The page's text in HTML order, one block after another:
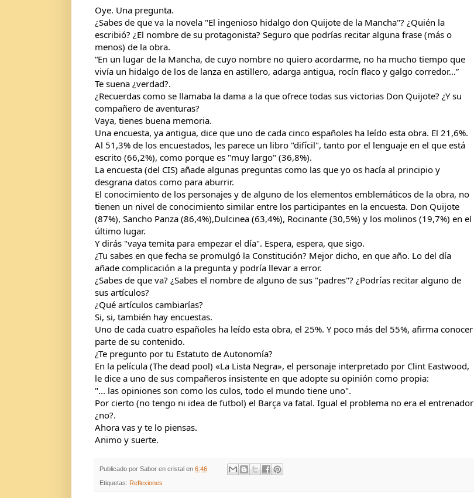
Oye. Una pregunta.
¿Sabes de que va la novela "El ingenioso hidalgo don Quijote de la Mancha"? ¿Quién la
escribió? ¿El nombre de su protagonista? Seguro que podrías recitar alguna frase (más o
menos) de la obra.
“En un lugar de la Mancha, de cuyo nombre no quiero acordarme, no ha mucho tiempo que
vivía un hidalgo de los de lanza en astillero, adarga antigua, rocín flaco y galgo corredor...”
Te suena ¿verdad?.
¿Recuerdas como se llamaba la dama a la que ofrece todas sus victorias Don Quijote? ¿Y su
compañero de aventuras?
Vaya, tienes buena memoria.
Una encuesta, ya antigua, dice que uno de cada cinco españoles ha leído esta obra. El 21,6%.
Al 51,3% de los encuestados, les parece un libro "difícil", tanto por el lenguaje en el que está
escrito (66,2%), como porque es "muy largo" (36,8%).
La encuesta (del CIS) añade algunas preguntas como las que yo os hacía al principio y
desgrana datos como para aburrir.
El conocimiento de los personajes y de alguno de los elementos emblemáticos de la obra, no
tienen un nivel de conocimiento similar entre los participantes en la encuesta. Don Quijote
(87%), Sancho Panza (86,4%),Dulcinea (63,4%), Rocinante (30,5%) y los molinos (19,7%) en el
último lugar.
Y dirás "vaya temita para empezar el día". Espera, espera, que sigo.
¿Tu sabes en que fecha se promulgó la Constitución? Mejor dicho, en que año. Lo del día
añade complicación a la pregunta y podría llevar a error.
¿Sabes de que va? ¿Sabes el nombre de alguno de sus "padres"? ¿Podrías recitar alguno de
sus artículos?
¿Qué artículos cambiarías?
Si, si, también hay encuestas.
Uno de cada cuatro españoles ha leído esta obra, el 25%. Y poco más del 55%, afirma conocer
parte de su contenido.
¿Te pregunto por tu Estatuto de Autonomía?
En la película (The dead pool) «La Lista Negra», el personaje interpretado por Clint Eastwood,
le dice a uno de sus compañeros insistente en que adopte su opinión como propia:
"... las opiniones son como los culos, todo el mundo tiene uno".
Por cierto (no tengo ni idea de futbol) el Barça va fatal. Igual el problema no era el entrenador
¿no?.
Ahora vas y te lo piensas.
Animo y suerte.
Publicado por Sabor en cristal en 6:46
Etiquetas: Reflexiones